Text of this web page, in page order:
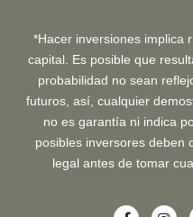
*Hacer inversiones implica
capital. Es posible que
probabilidad no sean
futuros, así, cualquier
no es garantía ni indica
posibles inversores deben
legal antes de tomar